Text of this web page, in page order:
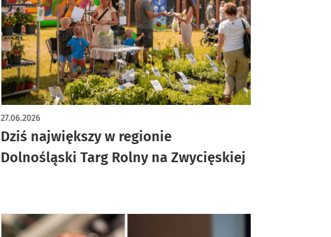
Dziś największy w regionie
Dolnośląski Targ Rolny na Zwycięskiej
27.06.2026
artykuł z galerią zdjęć